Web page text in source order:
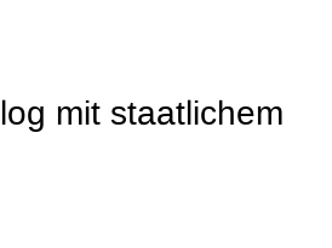
mit staatlichem